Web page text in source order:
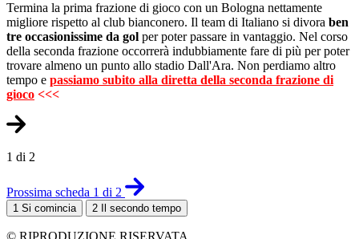
Termina la prima frazione di gioco con un Bologna nettamente
migliore rispetto al club bianconero. Il team di Italiano si divora ben
tre occasionissime da gol per poter passare in vantaggio. Nel corso
della seconda frazione occorrerà indubbiamente fare di più per poter
trovare almeno un punto allo stadio Dall'Ara. Non perdiamo altro
tempo e passiamo subito alla diretta della seconda frazione di
gioco <<<
1 di 2
Prossima scheda 1 di 2
1 Si comincia 2 Il secondo tempo